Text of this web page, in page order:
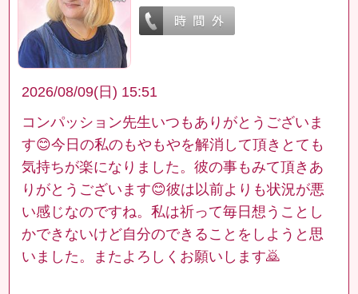
2026/08/09(日) 15:51
コンパッション先生いつもありがとうございま
す😊今日の私のもやもやを解消して頂きとても
気持ちが楽になりました。彼の事もみて頂きあ
りがとうございます😊彼は以前よりも状況が悪
い感じなのですね。私は祈って毎日想うことし
かできないけど自分のできることをしようと思
いました。またよろしくお願いします🙇